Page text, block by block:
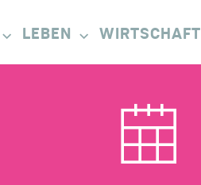
LEBEN WIRTSCHAFT